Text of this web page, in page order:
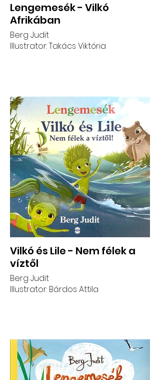
Lengemesék - Vilkó
Afrikában
Berg Judit
Illustrator: Takács Viktória
Vilkó és Lile - Nem félek a
víztől
Berg Judit
Illustrator: Bárdos Attila